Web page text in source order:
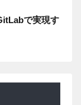
で実現す